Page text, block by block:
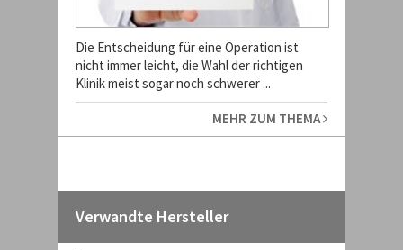
Die Entscheidung für eine Operation ist
nicht immer leicht, die Wahl der richtigen
Klinik meist sogar noch schwerer ...
MEHR ZUM THEMA
Verwandte Hersteller